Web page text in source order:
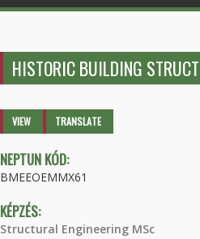
HISTORIC BUILDING
Primary tabs
VIEW (ACTIVETRANSLATE
NEPTUN KÓD:
BMEEOEMMX61
KÉPZÉS:
Structural Engineering MSc